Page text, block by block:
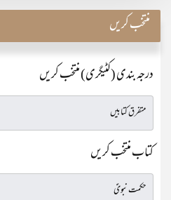
منتخب کریں
درجہ بندی (کٹیگری) منتخب کریں
کتاب منتخب کریں